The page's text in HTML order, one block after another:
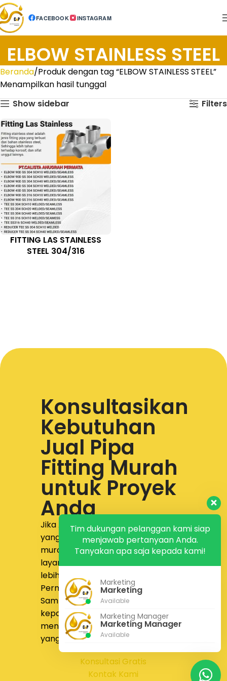
FACEBOOK INSTAGRAM
ELBOW STAINLESS STEEL
Beranda Produk dengan tag “ELBOW STAINLESS STEEL”
Menampilkan hasil tunggal
Show sidebar
Filters
FITTING LAS STAINLESS
STEEL 304/316
Konsultasikan
Kebutuhan
Jual Pipa
Fitting Murah
untuk Proyek
Anda
Jika Anda sedang mencari supplier
yang menyediakan jual pipa fitting
murah dengan produk lengkap,
layanan responsif, dan proses yang
lebih nyaman,
Permatasiap membantu.
Sampaikan kebutuhan proyek Anda
kepada tim kami untuk
mendapatkan solusi pengadaan
yang lebih tepat dan efisien.
Konsultasi Gratis
Kontak Kami
Tim dukungan pelanggan kami siap
menjawab pertanyaan Anda.
Tanyakan apa saja kepada kami!
Marketing
Marketing
Available
Marketing Manager
Marketing Manager
Available